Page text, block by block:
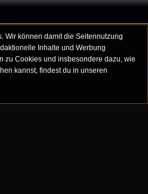
Wir können damit die Seitennutzung
Inhalte und Werbung
zu Cookies und insbesondere dazu, wie
kannst, findest du in unseren